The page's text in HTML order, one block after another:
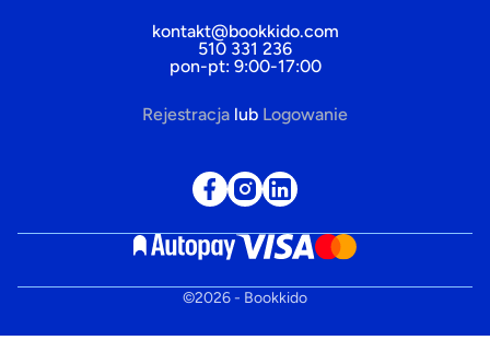
kontakt@bookkido.com
510 331 236
pon-pt: 9:00-17:00
Rejestracja lub Logowanie
©2026- Bookkido